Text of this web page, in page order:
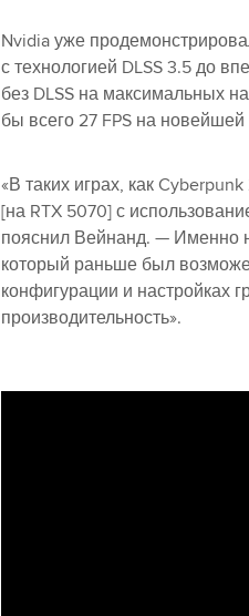
Nvidia уже
с технологией DLSS 3.5 до
без DLSS на максимальных
бы всего 27 FPS на
«В таких играх, как
[на RTX 5070] с
пояснил Вейнанд. — Именно
который раньше был
конфигурации и настройках
производительность».